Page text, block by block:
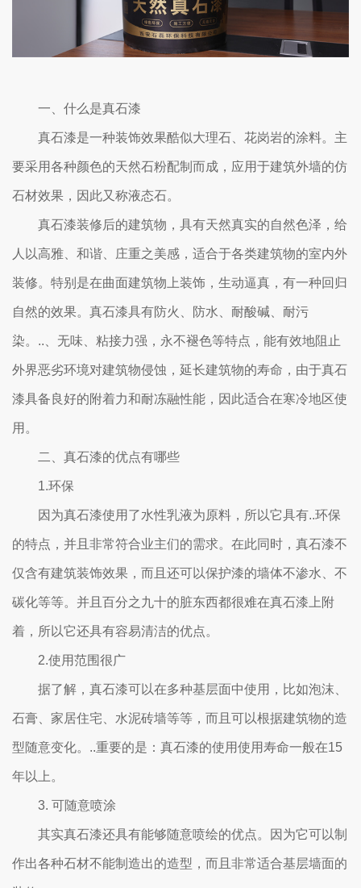
一、什么是真石漆
真石漆是一种装饰效果酷似大理石、花岗岩的涂料。主
要采用各种颜色的天然石粉配制而成，应用于建筑外墙的仿
石材效果，因此又称液态石。
真石漆装修后的建筑物，具有天然真实的自然色泽，给
人以高雅、和谐、庄重之美感，适合于各类建筑物的室内外
装修。特别是在曲面建筑物上装饰，生动逼真，有一种回归
自然的效果。真石漆具有防火、防水、耐酸碱、耐污
染。..、无味、粘接力强，永不褪色等特点，能有效地阻止
外界恶劣环境对建筑物侵蚀，延长建筑物的寿命，由于真石
漆具备良好的附着力和耐冻融性能，因此适合在寒冷地区使
用。
二、真石漆的优点有哪些
1.环保
因为真石漆使用了水性乳液为原料，所以它具有..环保
的特点，并且非常符合业主们的需求。在此同时，真石漆不
仅含有建筑装饰效果，而且还可以保护漆的墙体不渗水、不
碳化等等。并且百分之九十的脏东西都很难在真石漆上附
着，所以它还具有容易清洁的优点。
2.使用范围很广
据了解，真石漆可以在多种基层面中使用，比如泡沫、
石膏、家居住宅、水泥砖墙等等，而且可以根据建筑物的造
型随意变化。..重要的是：真石漆的使用使用寿命一般在15
年以上。
3. 可随意喷涂
其实真石漆还具有能够随意喷绘的优点。因为它可以制
作出各种石材不能制造出的造型，而且非常适合基层墙面的